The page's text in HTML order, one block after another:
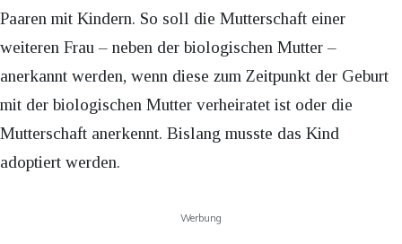
Paaren mit Kindern. So soll die Mutterschaft einer
weiteren Frau – neben der biologischen Mutter –
anerkannt werden, wenn diese zum Zeitpunkt der Geburt
mit der biologischen Mutter verheiratet ist oder die
Mutterschaft anerkennt. Bislang musste das Kind
adoptiert werden.
Werbung